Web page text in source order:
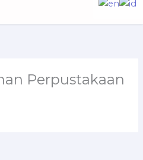
Perpustakaan